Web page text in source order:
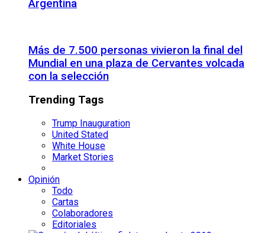
Argentina
Más de 7.500 personas vivieron la final del
Mundial en una plaza de Cervantes volcada
con la selección
Trending Tags
Trump Inauguration
United Stated
White House
Market Stories
Opinión
Todo
Cartas
Colaboradores
Editoriales